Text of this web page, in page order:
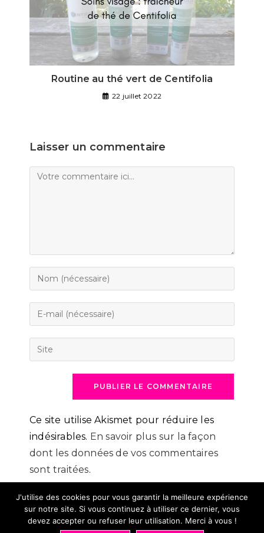
Routine au thé vert de Centifolia
22 juillet 2022
Laisser un commentaire
Comment
Enter
your
name
to
comment
Enter
your
email
address
Saisir
l’URL
(facultatif)
Ce site utilise Akismet pour réduire les
indésirables. En savoir plus sur la façon
dont les données de vos commentaires
sont traitées.
J'utilise des cookies pour vous garantir la meilleure expérience
sur notre site. Si vous continuez à utiliser ce dernier, vous
devez accepter ou refuser leur utilisation. Merci à vous !